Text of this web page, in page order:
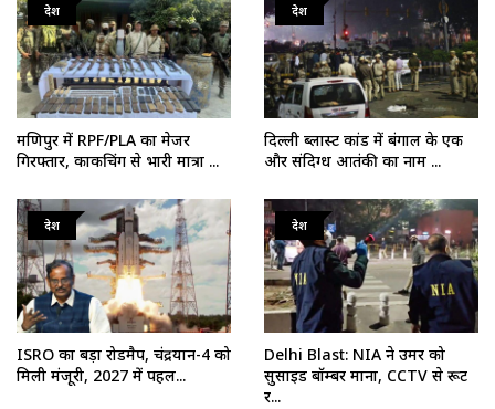
देश
मणिपुर में RPF/PLA का मेजर
गिरफ्तार, काकचिंग से भारी मात्रा ...
देश
दिल्ली ब्लास्ट कांड में बंगाल के एक
और संदिग्ध आतंकी का नाम ...
देश
ISRO का बड़ा रोडमैप, चंद्रयान-4 को
मिली मंजूरी, 2027 में पहल...
देश
Delhi Blast: NIA ने उमर को
सुसाइड बॉम्बर माना, CCTV से रूट
र...